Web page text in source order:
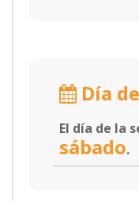
Día
El día de la
sábado.